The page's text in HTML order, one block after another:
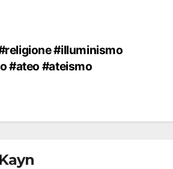
#illuminismo
#ateo #ateismo